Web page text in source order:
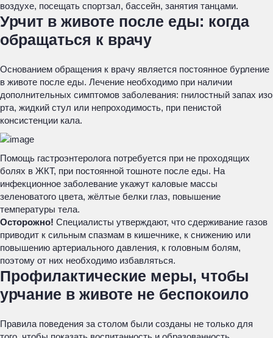
воздухе, посещать спортзал, бассейн, занятия танцами.
Урчит в животе после еды: когда
обращаться к врачу
Основанием обращения к врачу является постоянное бурление
в животе после еды. Лечение необходимо при наличии
дополнительных симптомов заболевания: гнилостный запах изо
рта, жидкий стул или непроходимость, при пенистой
консистенции кала.
Помощь гастроэнтеролога потребуется при не проходящих
болях в ЖКТ, при постоянной тошноте после еды. На
инфекционное заболевание укажут каловые массы
зеленоватого цвета, жёлтые белки глаз, повышение
температуры тела.
Осторожно! Специалисты утверждают, что сдерживание газов
приводит к сильным спазмам в кишечнике, к снижению или
повышению артериального давления, к головным болям,
поэтому от них необходимо избавляться.
Профилактические меры, чтобы
урчание в животе не беспокоило
Правила поведения за столом были созданы не только для